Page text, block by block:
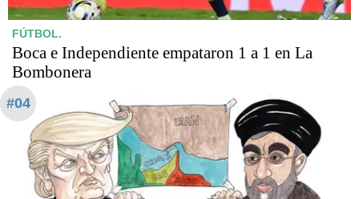
FÚTBOL.
Boca e Independiente empataron 1 a 1 en La
Bombonera
#04